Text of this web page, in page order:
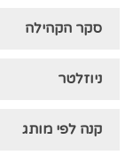
סקר הקהילה
ניוזלטר
קנה לפי מותג